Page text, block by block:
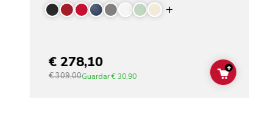
Display more
€ 278,10
€ 309,00Guardar€ 30,90 ADD TO
+